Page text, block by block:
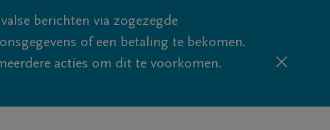
berichten via zogezegde
of een betaling te bekomen.
acties om dit te voorkomen.